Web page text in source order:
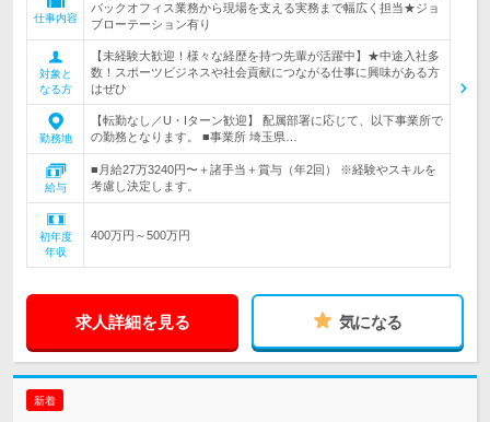
仕事内容
バックオフィス業務から現場を支える実務まで幅広く担当★ジョ
ブローテーション有り
対象と
なる方
【未経験大歓迎！様々な経歴を持つ先輩が活躍中】★中途入社多
数！スポーツビジネスや社会貢献につながる仕事に興味がある方
はぜひ
勤務地
【転勤なし／U・Iターン歓迎】 配属部署に応じて、以下事業所で
の勤務となります。 ■事業所 埼玉県…
給与
■月給27万3240円〜＋諸手当＋賞与（年2回） ※経験やスキルを
考慮し決定します。
初年度
年収
400万円～500万円
求人詳細を見る 気になる
新着